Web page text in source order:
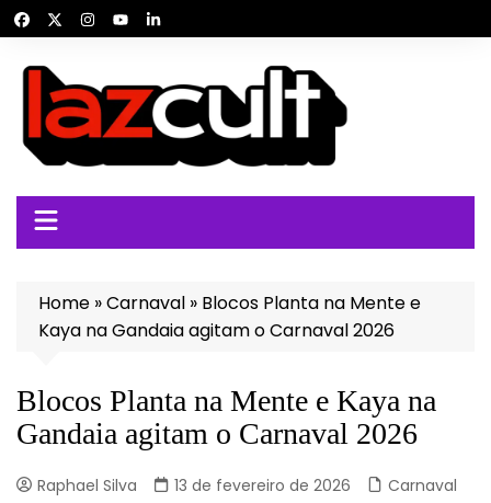
para
conteúdo
Home »Carnaval » Blocos Planta na Mente e
Kaya na Gandaia agitam o Carnaval 2026
Blocos Planta na Mente e Kaya na
Gandaia agitam o Carnaval 2026
Raphael Silva 13 de fevereiro de 2026 Carnaval